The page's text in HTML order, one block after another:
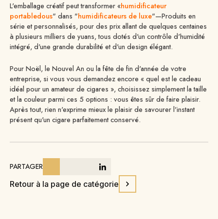
L'emballage créatif peut transformer «humidificateur
portabledous" dans "humidificateurs de luxe"—Produits en
série et personnalisés, pour des prix allant de quelques centaines
à plusieurs milliers de yuans, tous dotés d'un contrôle d'humidité
intégré, d'une grande durabilité et d'un design élégant.
Pour Noël, le Nouvel An ou la fête de fin d'année de votre
entreprise, si vous vous demandez encore « quel est le cadeau
idéal pour un amateur de cigares », choisissez simplement la taille
et la couleur parmi ces 5 options : vous êtes sûr de faire plaisir.
Après tout, rien n'exprime mieux le plaisir de savourer l'instant
présent qu'un cigare parfaitement conservé.
PARTAGER
Retour à la page de catégorie